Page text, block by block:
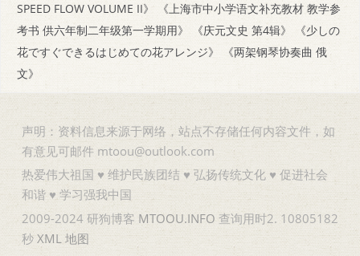
SPEED FLOW VOLUME II》
《上海市中小学语文补充教材 教学参
考书 供六年制二年级第一学期用》
《庆元文史 第4辑》
《少しの
花ですぐできるはじめての花アレンジ》
《两架钢琴协奏曲 俄
文》
声明：资料信息来源于网络，站点不存储任何内容文件，如
有意见可邮件 mtoou@outlook.com
热爱伟大祖国 ♥ 维护民族团结 ♥ 弘扬传统文化 ♥ 促进社会
和谐 ♥ 学习强我中国
2009-2024 研狗博客 MTOOU.INFO 查询用时2. 10805182
秒 XML 地图